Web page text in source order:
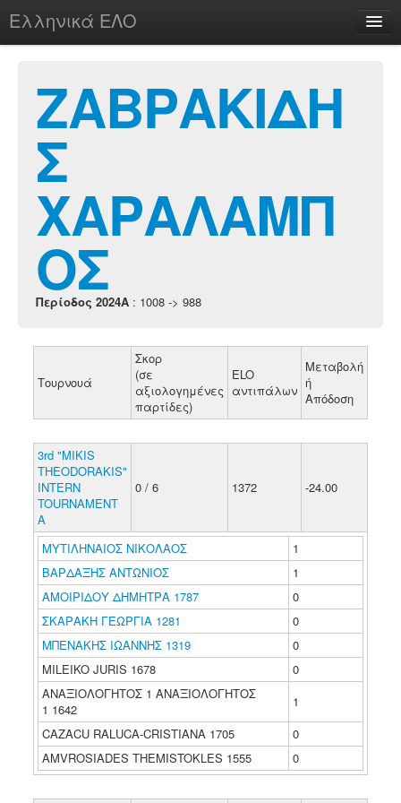
Ελληνικά ΕΛΟ
chesstu.be @ discord
Login
ΖΑΒΡΑΚΙΔΗ
Σ
ΧΑΡΑΛΑΜΠ
ΟΣ
Περίοδος 2024A : 1008 -> 988
Τουρνουά
Σκορ
(σε
αξιολογημένες
παρτίδες)
ELO
αντιπάλων
Μεταβολή
ή
Απόδοση
3rd "MIKIS
THEODORAKIS"
INTERN
TOURNAMENT
A
0 / 6 1372 -24.00
ΜΥΤΙΛΗΝΑΙΟΣ ΝΙΚΟΛΑΟΣ
1
ΒΑΡΔΑΞΗΣ ΑΝΤΩΝΙΟΣ
1
ΑΜΟΙΡΙΔΟΥ ΔΗΜΗΤΡΑ 1787
0
ΣΚΑΡΑΚΗ ΓΕΩΡΓΙΑ 1281
0
ΜΠΕΝΑΚΗΣ ΙΩΑΝΝΗΣ 1319
0
MILEIKO JURIS 1678
0
ΑΝΑΞΙΟΛΟΓΗΤΟΣ 1 ΑΝΑΞΙΟΛΟΓΗΤΟΣ
1 1642
1
CAZACU RALUCA-CRISTIANA 1705
0
AMVROSIADES THEMISTOKLES 1555
0